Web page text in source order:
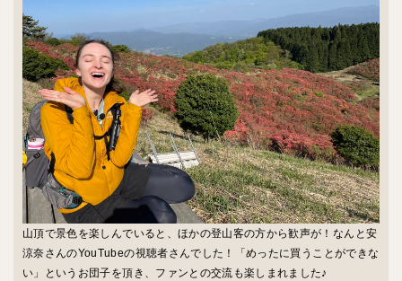
山頂で景色を楽しんでいると、ほかの登山客の方から歓声が！なんと安
涼奈さんのYouTubeの視聴者さんでした！「めったに買うことができな
い」というお団子を頂き、ファンとの交流も楽しまれました♪